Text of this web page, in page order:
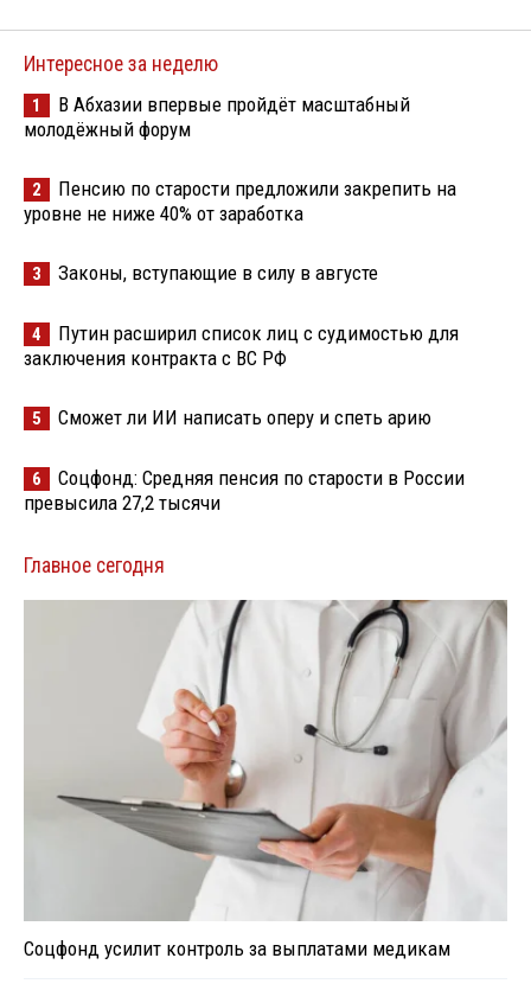
Интересное за неделю
1
В Абхазии впервые пройдёт масштабный
молодёжный форум
2
Пенсию по старости предложили закрепить на
уровне не ниже 40% от заработка
3 Законы, вступающие в силу в августе
4
Путин расширил список лиц с судимостью для
заключения контракта с ВС РФ
5 Сможет ли ИИ написать оперу и спеть арию
6
Соцфонд: Средняя пенсия по старости в России
превысила 27,2 тысячи
Главное сегодня
Соцфонд усилит контроль за выплатами медикам